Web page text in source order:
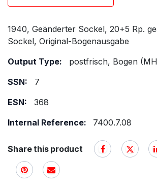
1940, Geänderter Sockel, 20+5 Rp.
Sockel, Original-Bogenausgabe
Output Type:
postfrisch, Bogen
SSN:
7
ESN:
368
Internal Reference:
7400.7.08
Share this product